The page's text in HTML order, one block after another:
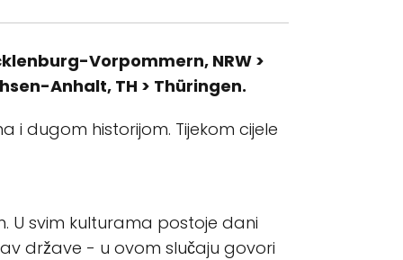
Vorpommern, NRW >
Anhalt, TH > Thüringen.
i dugom historijom. Tijekom cijele
U svim kulturama postoje dani
države - u ovom slučaju govori